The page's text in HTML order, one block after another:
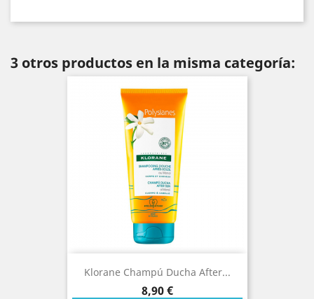
3 otros productos en la misma categoría:
Klorane Champú Ducha After...
Precio
8,90 €